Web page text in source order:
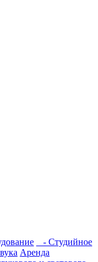
- Студийное
Аренда